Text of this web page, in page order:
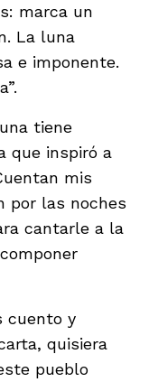
marca un
La luna
e imponente.
tiene
que inspiró a
mis
por las noches
cantarle a la
cuento y
quisiera
pueblo